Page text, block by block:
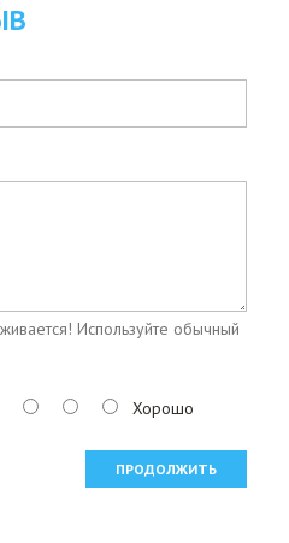
Используйте обычный
Хорошо
ПРОДОЛЖИТЬ